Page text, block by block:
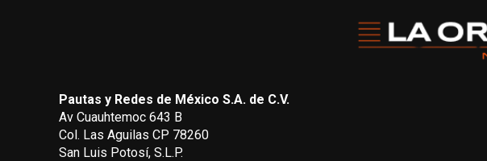
Pautas y Redes de México S.A. de C.V.
Av Cuauhtemoc 643 B
Col. Las Aguilas CP 78260
San Luis Potosí, S.L.P.